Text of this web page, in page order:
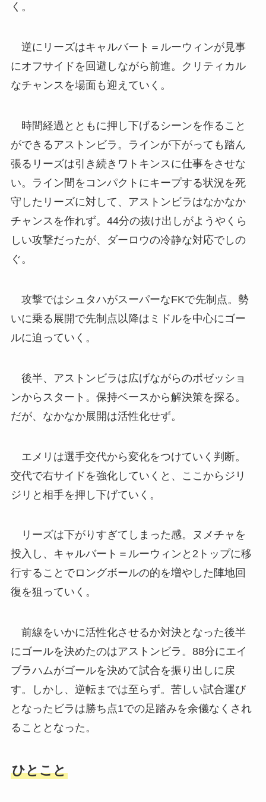
く。
逆にリーズはキャルバート＝ルーウィンが見事
にオフサイドを回避しながら前進。クリティカル
なチャンスを場面も迎えていく。
時間経過とともに押し下げるシーンを作ること
ができるアストンビラ。ラインが下がっても踏ん
張るリーズは引き続きワトキンスに仕事をさせな
い。ライン間をコンパクトにキープする状況を死
守したリーズに対して、アストンビラはなかなか
チャンスを作れず。44分の抜け出しがようやくら
しい攻撃だったが、ダーロウの冷静な対応でしの
ぐ。
攻撃ではシュタハがスーパーなFKで先制点。勢
いに乗る展開で先制点以降はミドルを中心にゴー
ルに迫っていく。
後半、アストンビラは広げながらのポゼッショ
ンからスタート。保持ベースから解決策を探る。
だが、なかなか展開は活性化せず。
エメリは選手交代から変化をつけていく判断。
交代で右サイドを強化していくと、ここからジリ
ジリと相手を押し下げていく。
リーズは下がりすぎてしまった感。ヌメチャを
投入し、キャルバート＝ルーウィンと2トップに移
行することでロングボールの的を増やした陣地回
復を狙っていく。
前線をいかに活性化させるか対決となった後半
にゴールを決めたのはアストンビラ。88分にエイ
ブラハムがゴールを決めて試合を振り出しに戻
す。しかし、逆転までは至らず。苦しい試合運び
となったビラは勝ち点1での足踏みを余儀なくされ
ることとなった。
ひとこと